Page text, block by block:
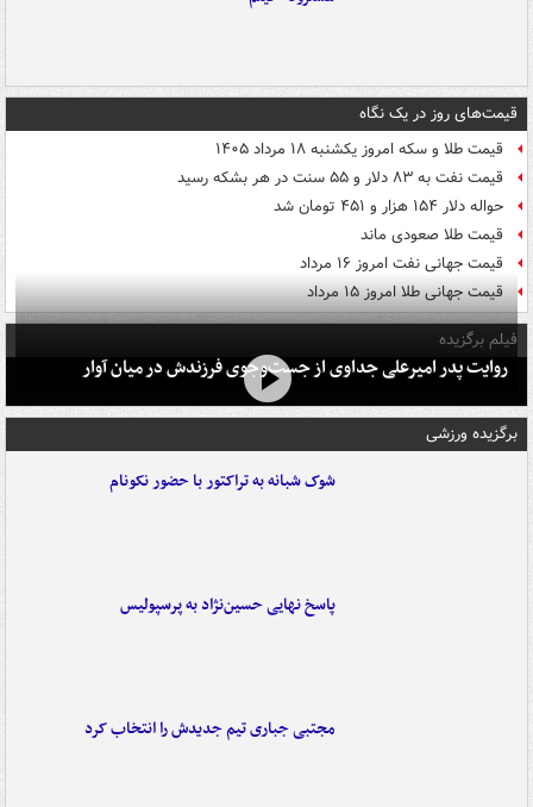
قیمت‌های روز در یک نگاه
قیمت طلا و سکه امروز یکشنبه ۱۸ مرداد ۱۴۰۵
قیمت نفت به ۸۳ دلار و ۵۵ سنت در هر بشکه رسید
حواله دلار ۱۵۴ هزار و ۴۵۱ تومان شد
قیمت طلا صعودی ماند
قیمت جهانی نفت امروز ۱۶ مرداد
قیمت جهانی طلا امروز ۱۵ مرداد
فیلم برگزیده
روایت پدر امیرعلی جداوی از جست‌وجوی فرزندش در میان آوار
برگزیده ورزشی
شوک شبانه به تراکتور با حضور نکونام
پاسخ نهایی حسین‌نژاد به پرسپولیس
مجتبی جباری تیم جدیدش را انتخاب کرد